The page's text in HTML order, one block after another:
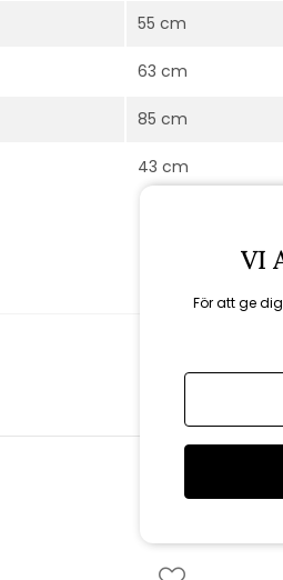
55 cm
63 cm
85 cm
43 cm
VI
För att ge